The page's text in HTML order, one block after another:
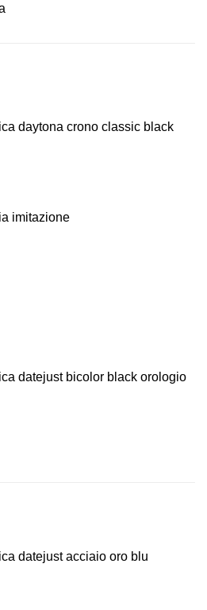
daytona crono classic black
imitazione
datejust bicolor black orologio
datejust acciaio oro blu